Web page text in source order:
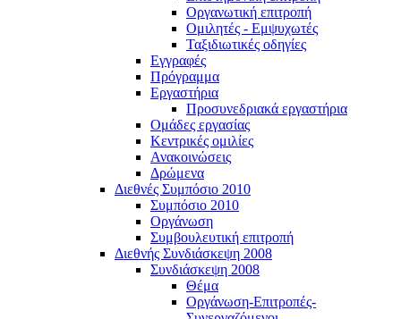
Οργανωτική επιτροπή
Ομιλητές - Εμψυχωτές
Ταξιδιωτικές οδηγίες
Εγγραφές
Πρόγραμμα
Εργαστήρια
Προσυνεδριακά εργαστήρια
Ομάδες εργασίας
Κεντρικές ομιλίες
Ανακοινώσεις
Δρώμενα
Διεθνές Συμπόσιο 2010
Συμπόσιο 2010
Οργάνωση
Συμβουλευτική επιτροπή
Διεθνής Συνδιάσκεψη 2008
Συνδιάσκεψη 2008
Θέμα
Οργάνωση-Επιτροπές-